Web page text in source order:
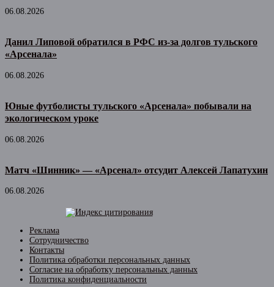
06.08.2026
Данил Липовой обратился в РФС из-за долгов тульского
«Арсенала»
06.08.2026
Юные футболисты тульского «Арсенала» побывали на
экологическом уроке
06.08.2026
Матч «Шинник» — «Арсенал» отсудит Алексей Лапатухин
06.08.2026
Реклама
Сотрудничество
Контакты
Политика обработки персональных данных
Согласие на обработку персональных данных
Политика конфиденциальности